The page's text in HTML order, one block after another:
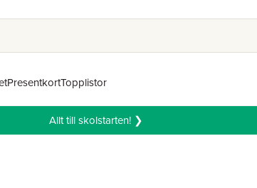
PresentkortTopplistor
Allt till skolstarten! ❯